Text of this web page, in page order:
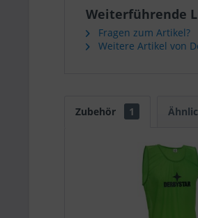
Weiterführende
Fragen zum Artikel?
Weitere Artikel von
Zubehör 1